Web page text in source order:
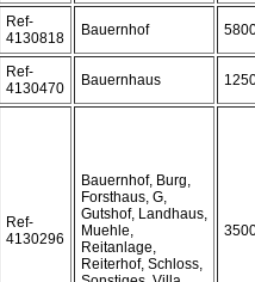
Ref-
4130818
Bauernhof
Ref-
4130470
Bauernhaus
Ref-
4130296
Bauernhof, Burg,
Forsthaus, G,
Gutshof, Landhaus,
Muehle,
Reitanlage,
Reiterhof, Schloss,